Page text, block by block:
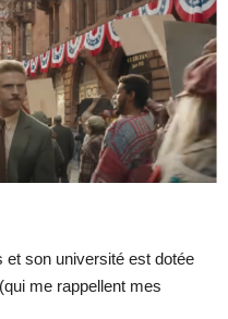
son université est dotée
me rappellent mes